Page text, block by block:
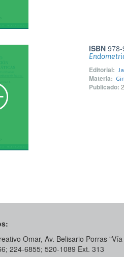
ISBN
Editorial:
Materia:
Publicado:
Omar, Av. Belisario Porras
224-6855; 520-1089​ Ext. 313